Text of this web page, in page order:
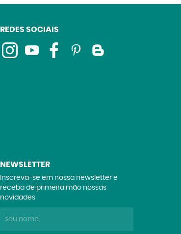
REDES SOCIAIS
NEWSLETTER
Inscreva-se em nossa newsletter e
receba de primeira mão nossas
novidades